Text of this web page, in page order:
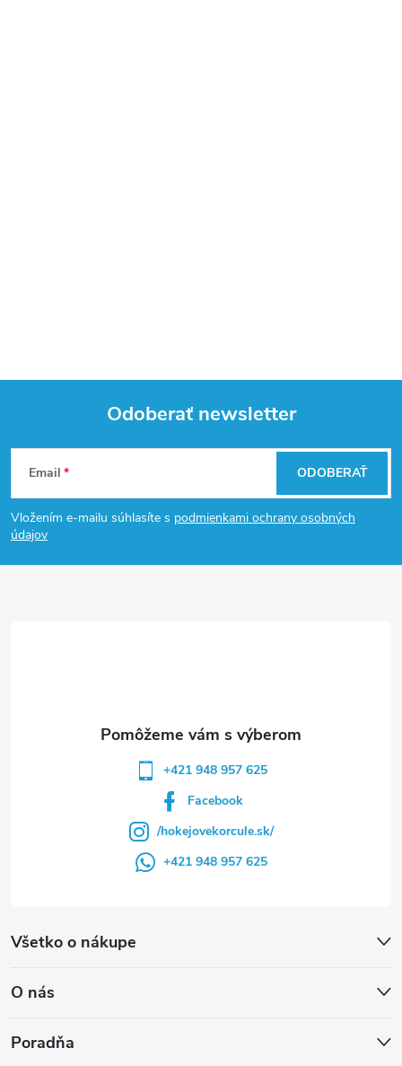
Z
á
p
Odoberať newsletter
Email
Vložením e-mailu súhlasíte s podmienkami ochrany osobných
údajov
ODOBERAŤ
Všetko o nákupe
O nás
Poradňa
+421 948 957 625
Facebook
/hokejovekorcule.sk/
+421 948 957 625